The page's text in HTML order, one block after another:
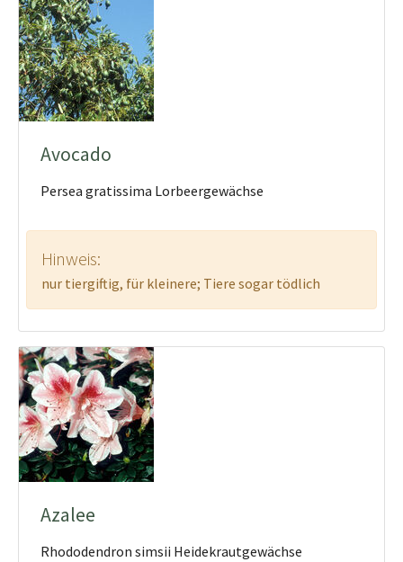
Avocado
Persea gratissima Lorbeergewächse
Hinweis:
nur tiergiftig, für kleinere; Tiere sogar tödlich
Azalee
Rhododendron simsii Heidekrautgewächse